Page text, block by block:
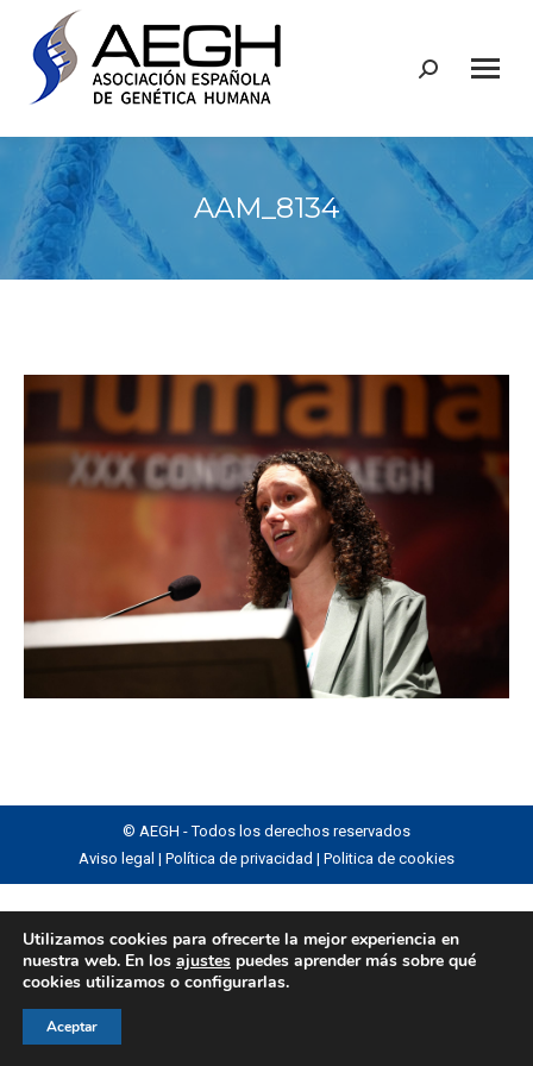
Buscar:
AAM_8134
© AEGH - Todos los derechos reservados
Aviso legal | Política de privacidad | Politica de cookies
Utilizamos cookies para ofrecerte la mejor experiencia en
nuestra web. En los ajustes puedes aprender más sobre qué
cookies utilizamos o configurarlas.
Aceptar